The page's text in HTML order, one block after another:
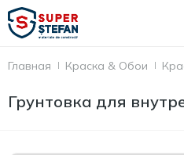
Главная Краска & Обои
Грунтовка для